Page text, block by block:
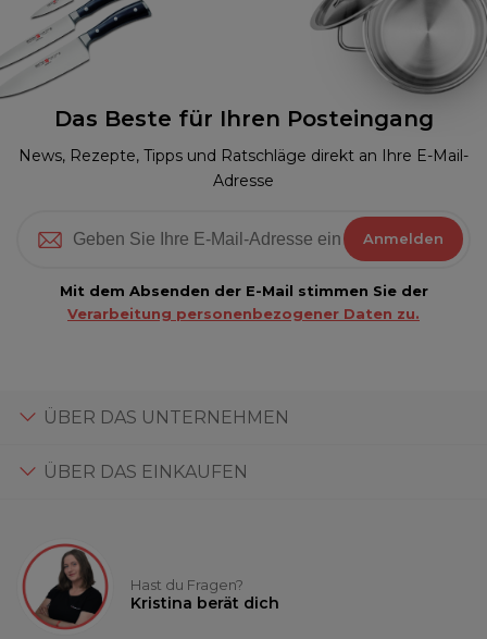
Das Beste für Ihren Posteingang
News, Rezepte, Tipps und Ratschläge direkt an Ihre E-Mail-
Adresse
Anmelden
Mit dem Absenden der E-Mail stimmen Sie der
Verarbeitung personenbezogener Daten zu.
ÜBER DAS UNTERNEHMEN
ÜBER DAS EINKAUFEN
Hast du Fragen?
Kristina berät dich